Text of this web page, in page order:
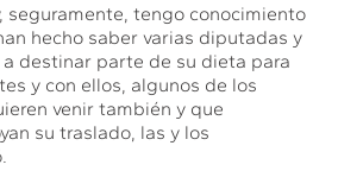
seguramente, tengo conocimiento
hecho saber varias diputadas y
destinar parte de su dieta para
y con ellos, algunos de los
venir también y que
su traslado, las y los